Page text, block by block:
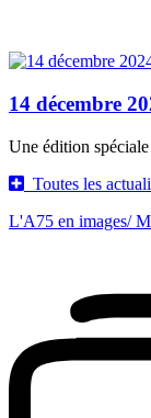
14 décembre
Une édition
Toutes les
L'A75 en images/